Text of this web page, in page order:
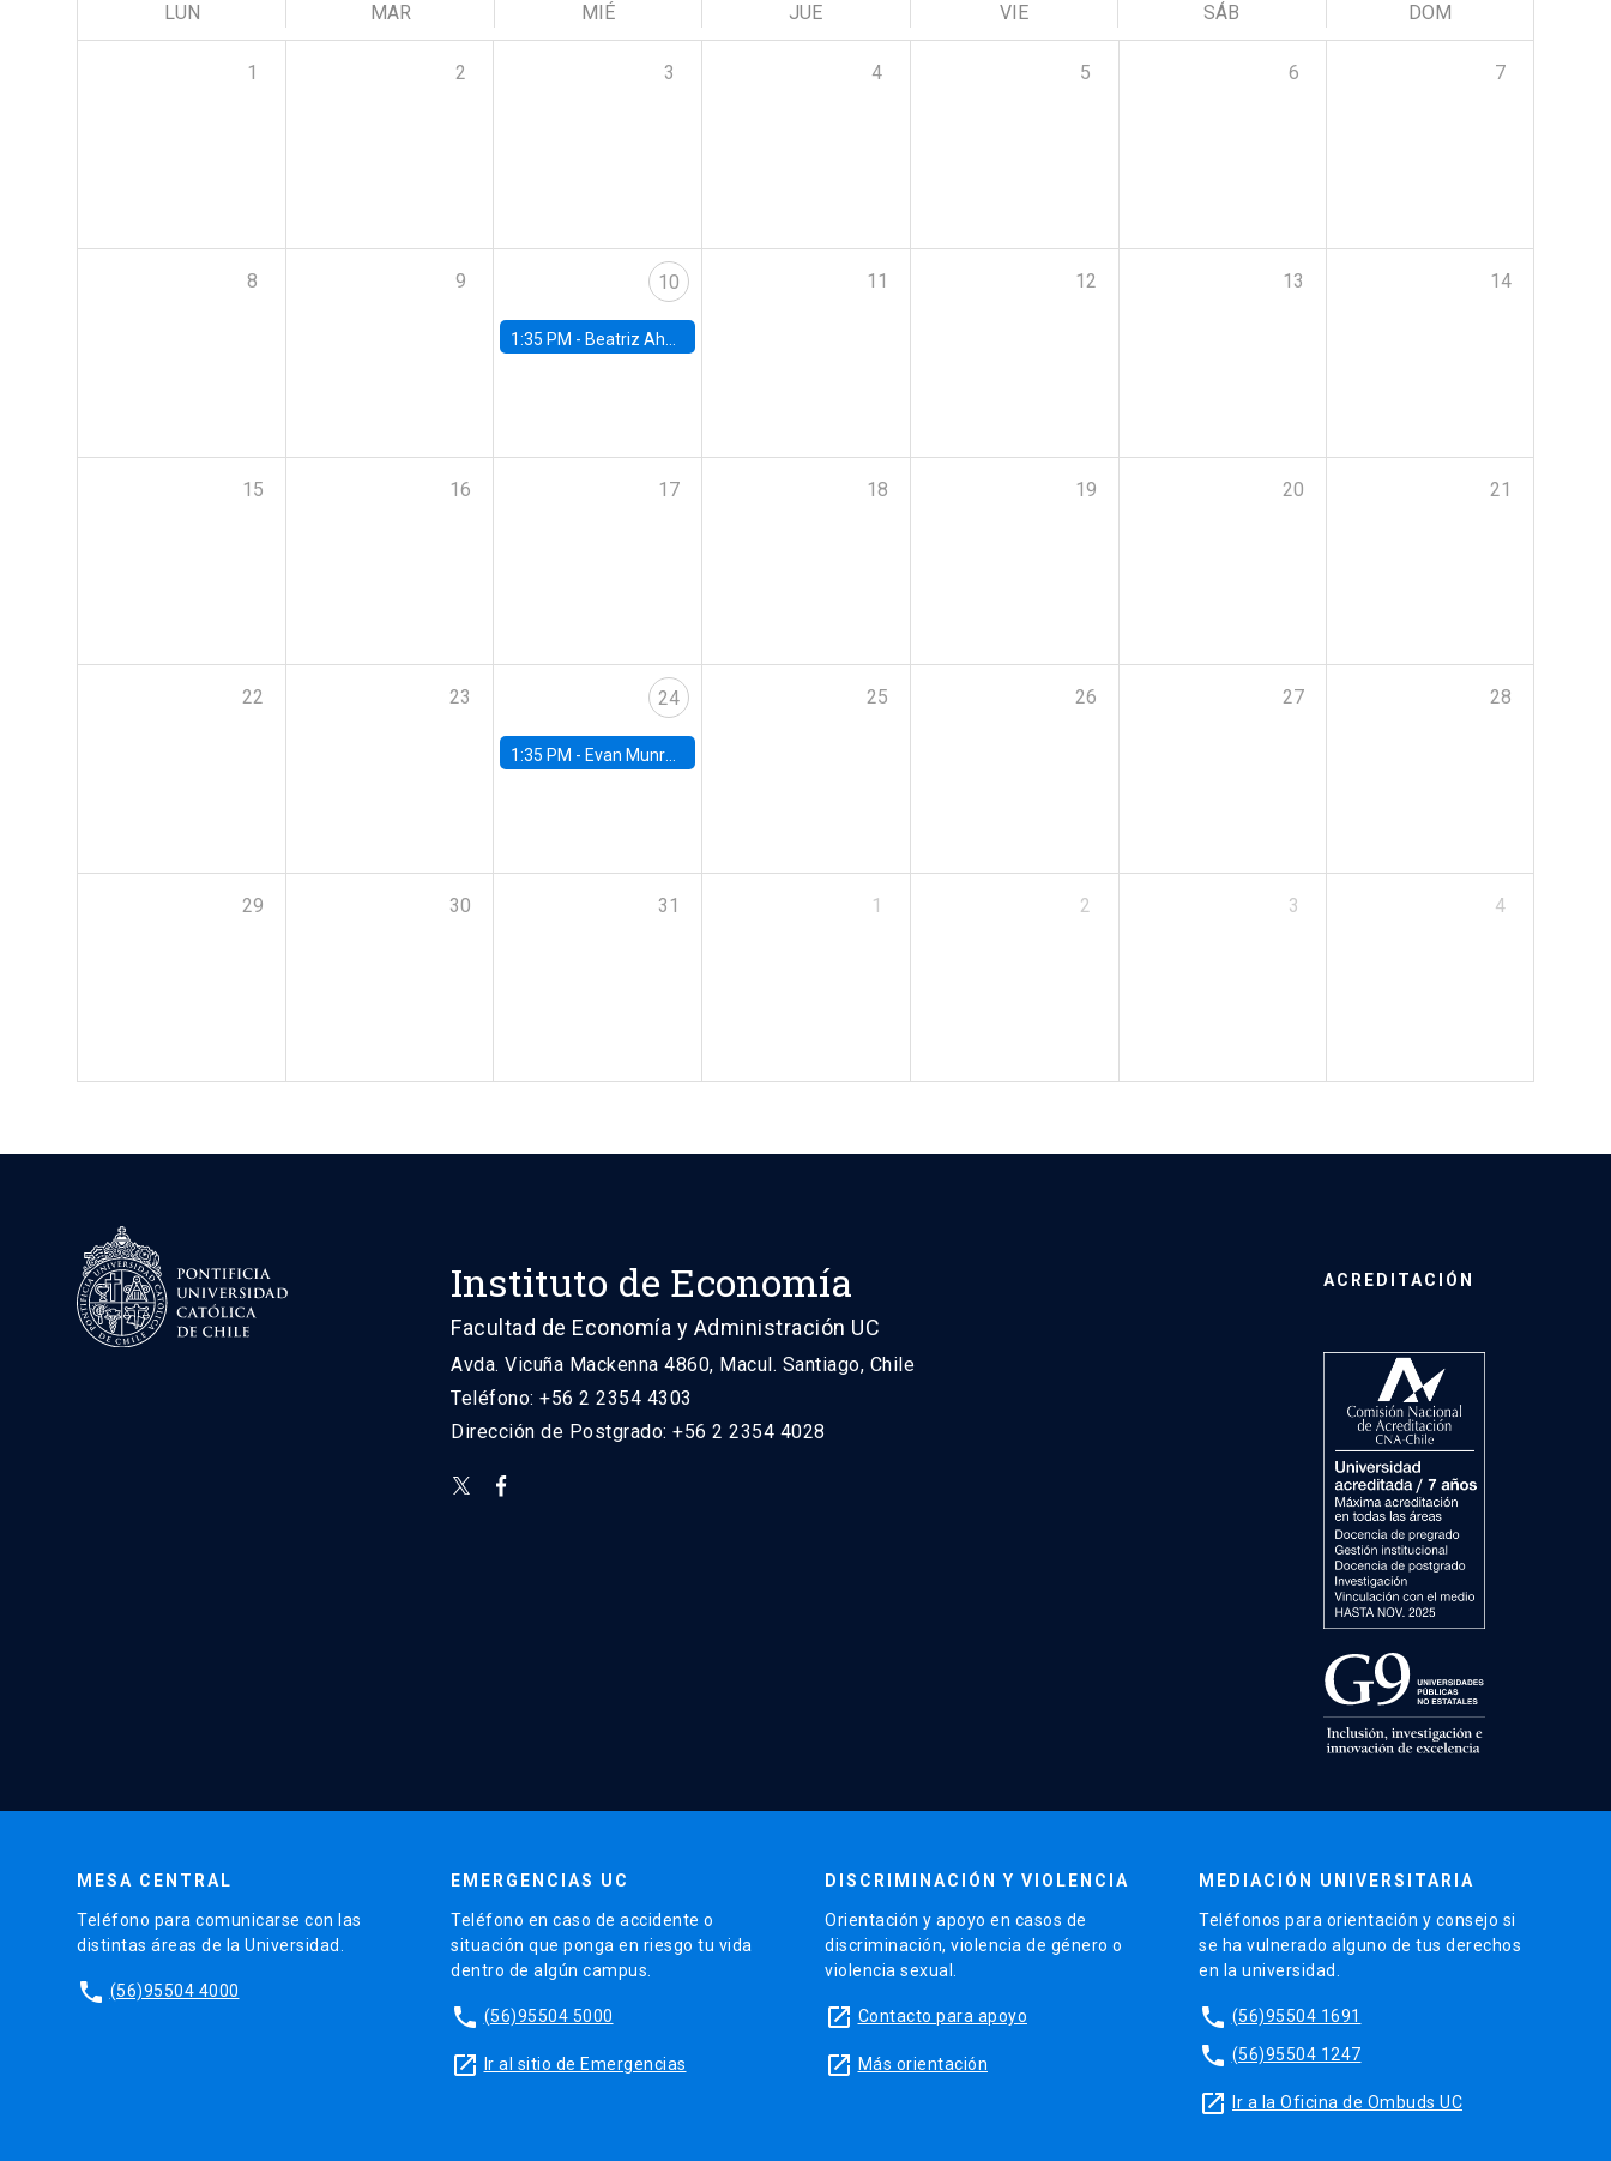
LUN MAR MIÉ JUE VIE SÁB DOM
1 2 3 4 5 6 7
8 9 10
1:35 PM - Beatriz Ahumada, PhD candidate, Universidad de Pittsburgh
11 12 13 14
15 16 17 18 19 20 21
22 23 24
1:35 PM - Evan Munro, Neyman Visiting Assistant Professor in the Department of Statistics at UC Berkeley
25 26 27 28
29 30 31 1 2 3 4
Instituto de Economía
Facultad de Economía y Administración UC
Avda. Vicuña Mackenna 4860, Macul. Santiago, Chile
Teléfono: +56 2 2354 4303
Dirección de Postgrado: +56 2 2354 4028
ACREDITACIÓN
MESA CENTRAL
Teléfono para comunicarse con las
distintas áreas de la Universidad.
phone (56)95504 4000
EMERGENCIAS UC
Teléfono en caso de accidente o
situación que ponga en riesgo tu vida
dentro de algún campus.
phone (56)95504 5000
launch Ir al sitio de Emergencias
DISCRIMINACIÓN Y VIOLENCIA
Orientación y apoyo en casos de
discriminación, violencia de género o
violencia sexual.
launch Contacto para apoyo
launch Más orientación
MEDIACIÓN UNIVERSITARIA
Teléfonos para orientación y consejo si
se ha vulnerado alguno de tus derechos
en la universidad.
phone (56)95504 1691
phone (56)95504 1247
launch Ir a la Oficina de Ombuds UC